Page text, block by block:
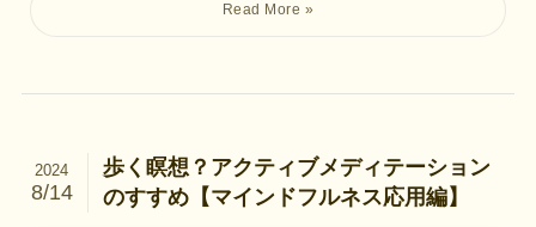
歩く瞑想？アクティブメディテーション
のすすめ【マインドフルネス応用編】
2024
8/14